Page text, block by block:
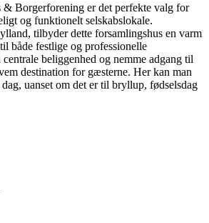
& Borgerforening er det perfekte valg for
og funktionelt selskabslokale.
tilbyder dette forsamlingshus en varm
både festlige og professionelle
beliggenhed og nemme adgang til
destination for gæsterne. Her kan man
uanset om det er til bryllup, fødselsdag